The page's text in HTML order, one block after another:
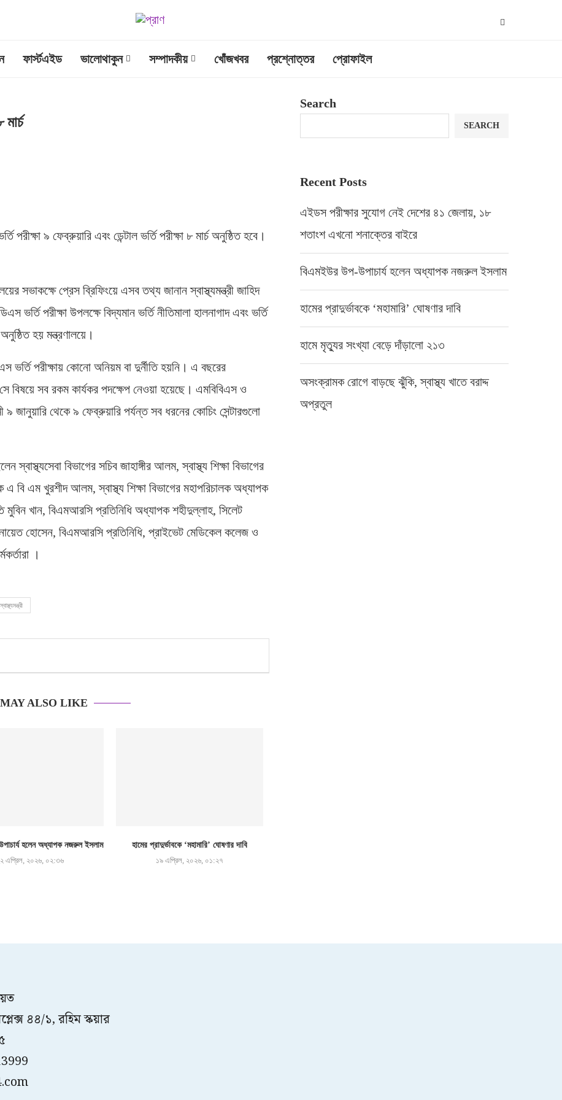
ফার্স্টএইড ভালোথাকুন সম্পাদকীয় খোঁজখবর প্রশ্নোত্তর প্রোফাইল
পরীক্ষা ৯ ফেব্রুয়ারি এবং ডেন্টাল ভর্তি পরীক্ষা ৮ মার্চ অনুষ্ঠিত হবে।
সভাকক্ষে প্রেস ব্রিফিংয়ে এসব তথ্য জানান স্বাস্থ্যমন্ত্রী জাহিদ
পরীক্ষা উপলক্ষে বিদ্যমান ভর্তি নীতিমালা হালনাগাদ এবং ভর্তি
হয় মন্ত্রণালয়ে।
ভর্তি পরীক্ষায় কোনো অনিয়ম বা দুর্নীতি হয়নি। এ বছরের
বিষয়ে সব রকম কার্যকর পদক্ষেপ নেওয়া হয়েছে। এমবিবিএস ও
জানুয়ারি থেকে ৯ ফেব্রুয়ারি পর্যন্ত সব ধরনের কোচিং সেন্টারগুলো
স্বাস্থ্যসেবা বিভাগের সচিব জাহাঙ্গীর আলম, স্বাস্থ্য শিক্ষা বিভাগের
বি এম খুরশীদ আলম, স্বাস্থ্য শিক্ষা বিভাগের মহাপরিচালক অধ্যাপক
মুবিন খান, বিএমআরসি প্রতিনিধি অধ্যাপক শহীদুল্লাহ, সিলেট
হোসেন, বিএমআরসি প্রতিনিধি, প্রাইভেট মেডিকেল কলেজ ও
।
স্বাস্থ্যমন্ত্রী
ALSO LIKE
হলেন অধ্যাপক নজরুল ইসলাম
এপ্রিল, ২০২৬, ০২:৩৬
হামের প্রাদুর্ভাবকে ‘মহামারি’ ঘোষণার দাবি
১৯ এপ্রিল, ২০২৬, ০১:২৭
Search
SEARCH
Recent Posts
এইডস পরীক্ষার সুযোগ নেই দেশের ৪১ জেলায়, ১৮
শতাংশ এখনো শনাক্তের বাইরে
বিএমইউর উপ-উপাচার্য হলেন অধ্যাপক নজরুল ইসলাম
হামের প্রাদুর্ভাবকে ‘মহামারি’ ঘোষণার দাবি
হামে মৃত্যুর সংখ্যা বেড়ে দাঁড়ালো ২১৩
অসংক্রামক রোগে বাড়ছে ঝুঁকি, স্বাস্থ্য খাতে বরাদ্দ
অপ্রতুল
৪৪/১, রহিম স্কয়ার